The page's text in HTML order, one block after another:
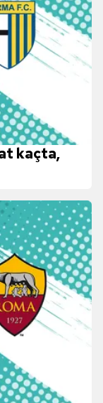
kaçta,